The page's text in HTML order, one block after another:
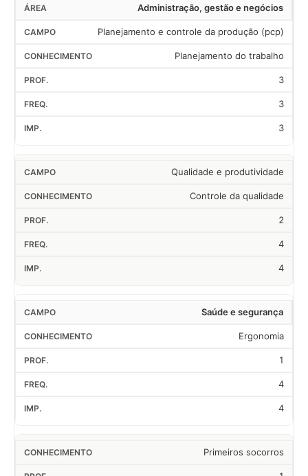
Administração, gestão e negócios
Planejamento e controle da produção (pcp)
Planejamento do trabalho
3
3
3
Qualidade e produtividade
Controle da qualidade
2
4
4
Saúde e segurança
Ergonomia
1
4
4
Primeiros socorros